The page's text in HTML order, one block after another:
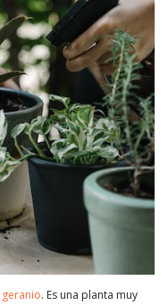
geranio. Es una planta muy